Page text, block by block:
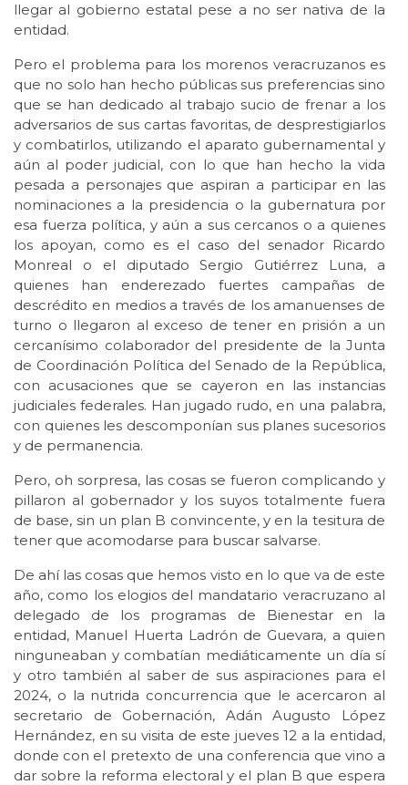
llegar al gobierno estatal pese a no ser nativa de la
entidad.
Pero el problema para los morenos veracruzanos es
que no solo han hecho públicas sus preferencias sino
que se han dedicado al trabajo sucio de frenar a los
adversarios de sus cartas favoritas, de desprestigiarlos
y combatirlos, utilizando el aparato gubernamental y
aún al poder judicial, con lo que han hecho la vida
pesada a personajes que aspiran a participar en las
nominaciones a la presidencia o la gubernatura por
esa fuerza política, y aún a sus cercanos o a quienes
los apoyan, como es el caso del senador Ricardo
Monreal o el diputado Sergio Gutiérrez Luna, a
quienes han enderezado fuertes campañas de
descrédito en medios a través de los amanuenses de
turno o llegaron al exceso de tener en prisión a un
cercanísimo colaborador del presidente de la Junta
de Coordinación Política del Senado de la República,
con acusaciones que se cayeron en las instancias
judiciales federales. Han jugado rudo, en una palabra,
con quienes les descomponían sus planes sucesorios
y de permanencia.
Pero, oh sorpresa, las cosas se fueron complicando y
pillaron al gobernador y los suyos totalmente fuera
de base, sin un plan B convincente, y en la tesitura de
tener que acomodarse para buscar salvarse.
De ahí las cosas que hemos visto en lo que va de este
año, como los elogios del mandatario veracruzano al
delegado de los programas de Bienestar en la
entidad, Manuel Huerta Ladrón de Guevara, a quien
ninguneaban y combatían mediáticamente un día sí
y otro también al saber de sus aspiraciones para el
2024, o la nutrida concurrencia que le acercaron al
secretario de Gobernación, Adán Augusto López
Hernández, en su visita de este jueves 12 a la entidad,
donde con el pretexto de una conferencia que vino a
dar sobre la reforma electoral y el plan B que espera